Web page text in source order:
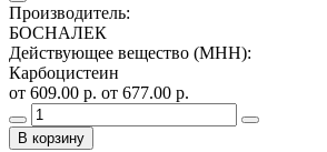
Производитель:
БОСНАЛЕК
Действующее вещество (МНН):
Карбоцистеин
от 609.00 р. от 677.00 р.
В корзину